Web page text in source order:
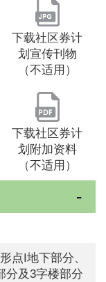
下载社区券计
划宣传刊物
（不适用）
下载社区券计
划附加资料
（不适用）
点I地下部分、
分及3字楼部分